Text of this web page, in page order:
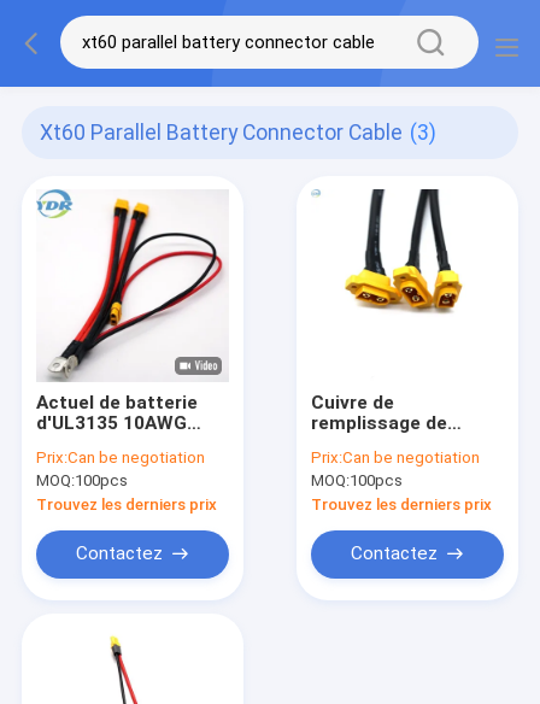
Xt60 Parallel Battery Connector Cable (3)
Actuel de batterie
d'UL3135 10AWG
parallèle de
connecteur
Prix:Can be negotiation
MOQ:100pcs
Trouvez les derniers prix
Contactez
Cuivre de
remplissage de
Xt60 monté par
panneau pour la
batterie de RC Lipo
Prix:Can be negotiation
MOQ:100pcs
Trouvez les derniers prix
Contactez